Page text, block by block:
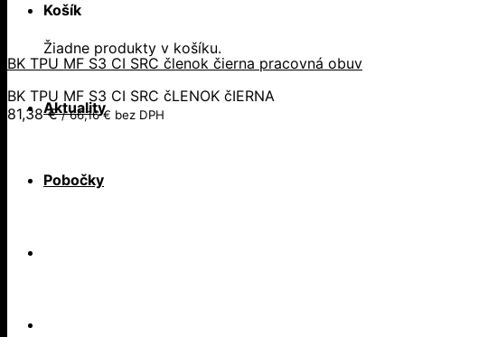
Košík
Žiadne produkty v košíku.
Aktuality
Pobočky
BK TPU MF S3 CI SRC členok čierna pracovná obuv
BK TPU MF S3 CI SRC čLENOK čIERNA
81,38€/66,16€ bez DPH